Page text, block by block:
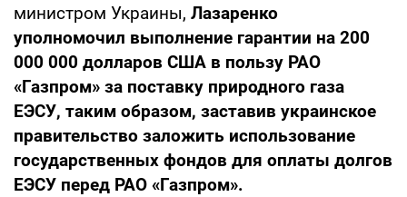
министром Украины, Лазаренко
уполномочил выполнение гарантии на 200
000 000 долларов США в пользу РАО
«Газпром» за поставку природного газа
ЕЭСУ, таким образом, заставив украинское
правительство заложить использование
государственных фондов для оплаты долгов
ЕЭСУ перед РАО «Газпром».